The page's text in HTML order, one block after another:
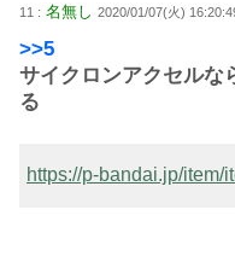
11 : 名無し 2020/01/07(火)
>>5
サイクロンアクセルな
る
https://p-bandai.jp/item/